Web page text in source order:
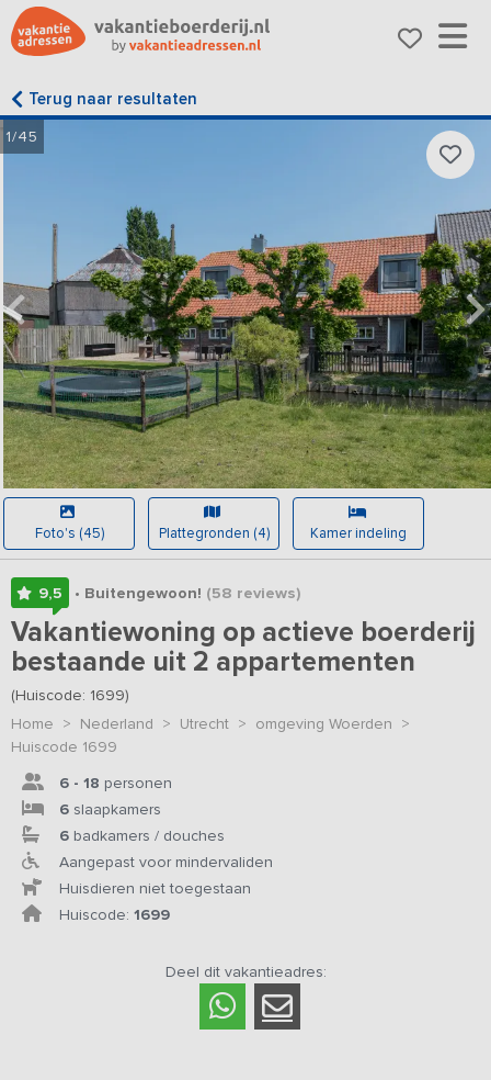
Terug naar resultaten
1/45
Foto's (45) Plattegronden (4) Kamer indeling
9,5 • Buitengewoon! (58 reviews)
Vakantiewoning op actieve boerderij
bestaande uit 2 appartementen
(Huiscode: 1699)
Home > Nederland > Utrecht > omgeving Woerden >
Huiscode 1699
6 - 18 personen
6 slaapkamers
6 badkamers / douches
Aangepast voor mindervaliden
Huisdieren niet toegestaan
Huiscode: 1699
Deel dit vakantieadres: